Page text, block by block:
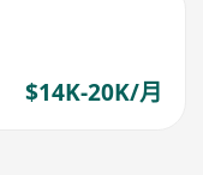
$14K-20K/月